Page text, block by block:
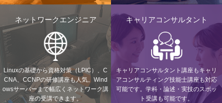
ネットワークエンジニア
Linuxの基礎から資格対策（LPIC）、C
CNA、CCNPの研修講座も人気。Wind
owsサーバーまで幅広くネットワーク講
座の受講できます。
キャリアコンサルタント
キャリアコンサルタント講座もキャリ
アコンサルティング技能士講座も対応
可能です。学科・論述・実技のスポッ
ト受講も可能です。